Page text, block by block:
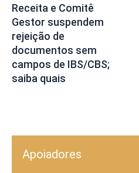
Receita e Comitê
Gestor suspendem
rejeição de
documentos sem
campos de IBS/CBS;
saiba quais
Apoiadores